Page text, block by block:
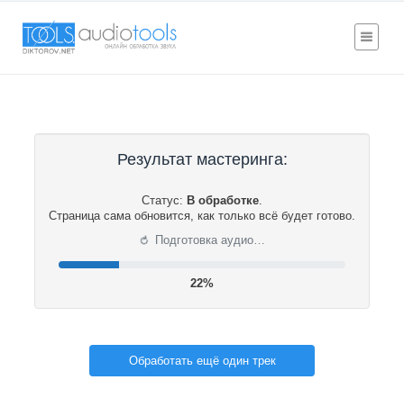
Результат мастеринга:
Статус: В обработке.
Страница сама обновится, как только всё будет готово.
⟳ Подготовка аудио…
22%
Обработать ещё один трек